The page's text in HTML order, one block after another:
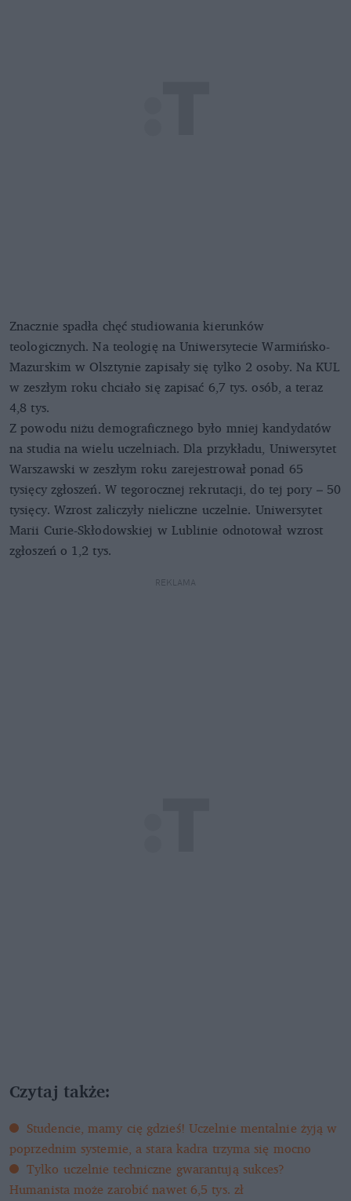
Znacznie spadła chęć studiowania kierunków
teologicznych. Na teologię na Uniwersytecie Warmińsko-
Mazurskim w Olsztynie zapisały się tylko 2 osoby. Na KUL
w zeszłym roku chciało się zapisać 6,7 tys. osób, a teraz
4,8 tys.
Z powodu niżu demograficznego było mniej kandydatów
na studia na wielu uczelniach. Dla przykładu, Uniwersytet
Warszawski w zeszłym roku zarejestrował ponad 65
tysięcy zgłoszeń. W tegorocznej rekrutacji, do tej pory – 50
tysięcy. Wzrost zaliczyły nieliczne uczelnie. Uniwersytet
Marii Curie-Skłodowskiej w Lublinie odnotował wzrost
zgłoszeń o 1,2 tys.
REKLAMA
Czytaj także:
Studencie, mamy cię gdzieś! Uczelnie mentalnie żyją w
poprzednim systemie, a stara kadra trzyma się mocno
Tylko uczelnie techniczne gwarantują sukces?
Humanista może zarobić nawet 6,5 tys. zł